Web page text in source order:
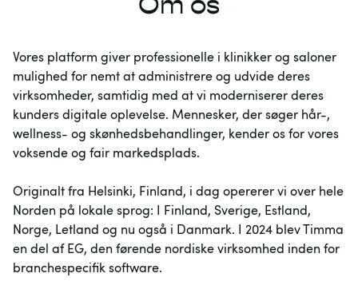
Vores platform giver professionelle i klinikker og saloner
mulighed for nemt at administrere og udvide deres
virksomheder, samtidig med at vi moderniserer deres
kunders digitale oplevelse. Mennesker, der søger hår-,
wellness- og skønhedsbehandlinger, kender os for vores
voksende og fair markedsplads.
Originalt fra Helsinki, Finland, i dag opererer vi over hele
Norden på lokale sprog: I Finland, Sverige, Estland,
Norge, Letland og nu også i Danmark. I 2024 blev Timma
en del af EG, den førende nordiske virksomhed inden for
branchespecifik software.